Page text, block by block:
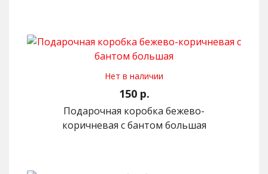
Нет в наличии
150 р.
Подарочная коробка бежево-
коричневая с бантом большая